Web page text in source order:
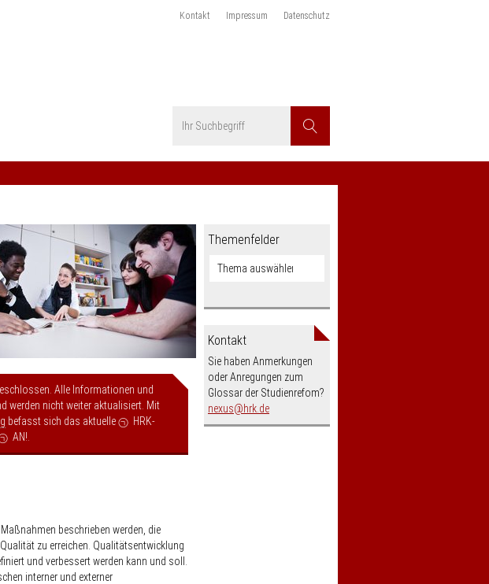
Kontakt Impressum Datenschutz
Suchen
Alle Informationen und
werden nicht weiter aktualisiert. Mit
befasst sich das aktuelle
HRK-
AN!
beschrieben werden, die
zu erreichen. Qualitätsentwicklung
und verbessert werden kann und soll.
interner und externer
Themenfelder
Kontakt
Sie haben Anmerkungen
oder Anregungen zum
Glossar der Studienrefom?
nexus
nospam-
hrk.de